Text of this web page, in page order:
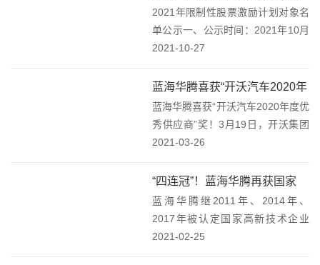
级。例如，IPX9，“9”表示防水的级
别。蓝...
象名单公示
2021年限制性股票激励计划对象名
单公示一、公示时间：2021年10月
27日至2021年11月7日二、股权激
翟国建研发中心软件工程师2甘星伟
研发中心软件工程师3左文全研...
2021-10-27
蓝海华腾喜获“开沃汽车2020年
度优秀供应商”奖！
蓝海华腾喜获“开沃汽车2020年度优
秀供应商”奖！3月19日，开沃集团
以“开疆拓土，与沃同行”为主题的
京举办。作为新能源汽车引领企
业，开沃集团在论坛上分享了绿色
出行与新能...
2021-03-26
“四连冠”！蓝海华腾再获国家
“高新技术企业”认定！
蓝海华腾继2011年、2014年、
2017年被认定国家高新技术企业
后，2020年再获此项荣誉！蓝海华
2021-02-25